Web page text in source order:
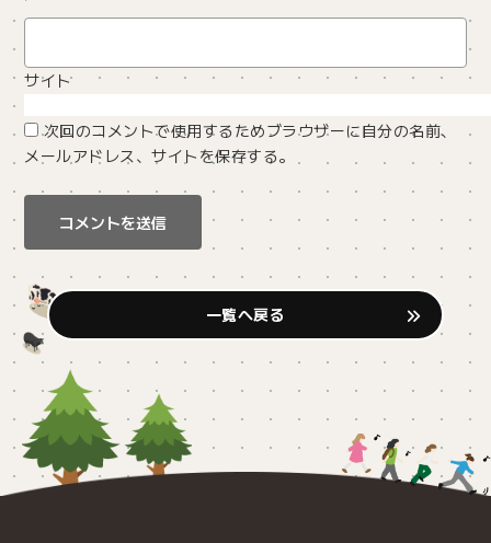
サイト
次回のコメントで使用するためブラウザーに自分の名前、
メールアドレス、サイトを保存する。
一覧へ戻る